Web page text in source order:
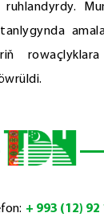
ruhlandyrdy.
rowaçlyklara
+ 993 (12) 92